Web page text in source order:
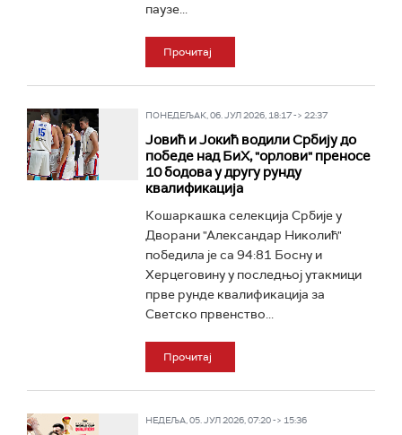
паузе...
Прочитај
ПОНЕДЕЉАК, 06. ЈУЛ 2026, 18:17 -> 22:37
Јовић и Јокић водили Србију до
победе над БиХ, "орлови" преносе
10 бодова у другу рунду
квалификација
Кошаркашка селекција Србије у
Дворани "Александар Николић"
победила је са 94:81 Босну и
Херцеговину у последњој утакмици
прве рунде квалификација за
Светско првенство...
Прочитај
НЕДЕЉА, 05. ЈУЛ 2026, 07:20 -> 15:36